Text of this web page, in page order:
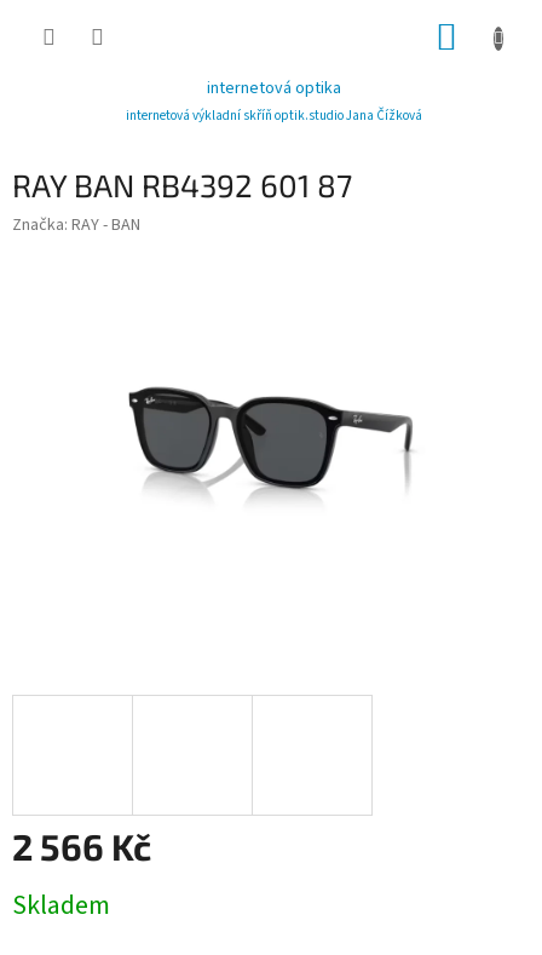
internetová optika
internetová výkladní skříň optik.studio Jana Čížková
RAY BAN RB4392 601 87
Značka: RAY - BAN
2 566 Kč
cena:
Skladem